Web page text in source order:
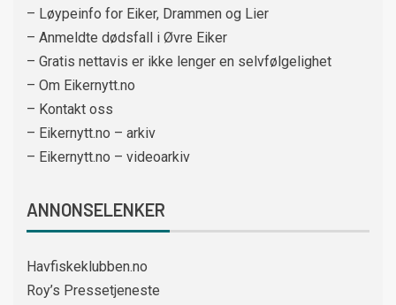
– Løypeinfo for Eiker, Drammen og Lier
– Anmeldte dødsfall i Øvre Eiker
– Gratis nettavis er ikke lenger en selvfølgelighet
– Om Eikernytt.no
– Kontakt oss
– Eikernytt.no – arkiv
– Eikernytt.no – videoarkiv
ANNONSELENKER
Havfiskeklubben.no
Roy’s Pressetjeneste